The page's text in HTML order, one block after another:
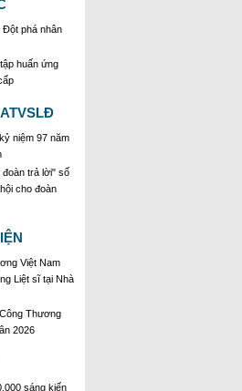
thực
2026 của Ban
đạo của
dục chính
tình hình
HD-
truyền thống,
tổ chức bộ
ngày đêm
và xác định
Ngày
Đại hội XIV
TTg của Thủ
tác phòng,
mua bán,
tình hình
Đột phá nhân
huấn ứng
niệm 97 năm
trả lời" số
cho đoàn
Việt Nam
Liệt sĩ tại Nhà
Thương
2026
sáng kiến